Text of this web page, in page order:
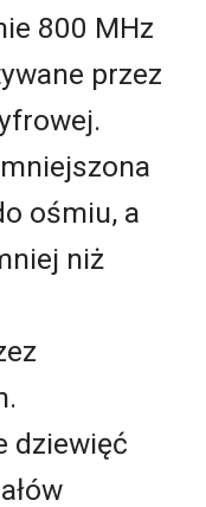
800 MHz
przez
ośmiu, a
niż
dziewięć